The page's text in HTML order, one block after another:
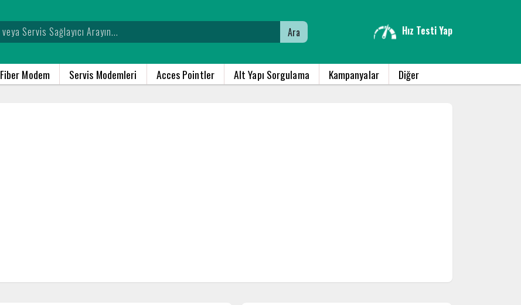
Ara Hız Testi Yap
Fiber Modem Servis Modemleri Acces Pointler Alt Yapı Sorgulama Kampanyalar Diğer